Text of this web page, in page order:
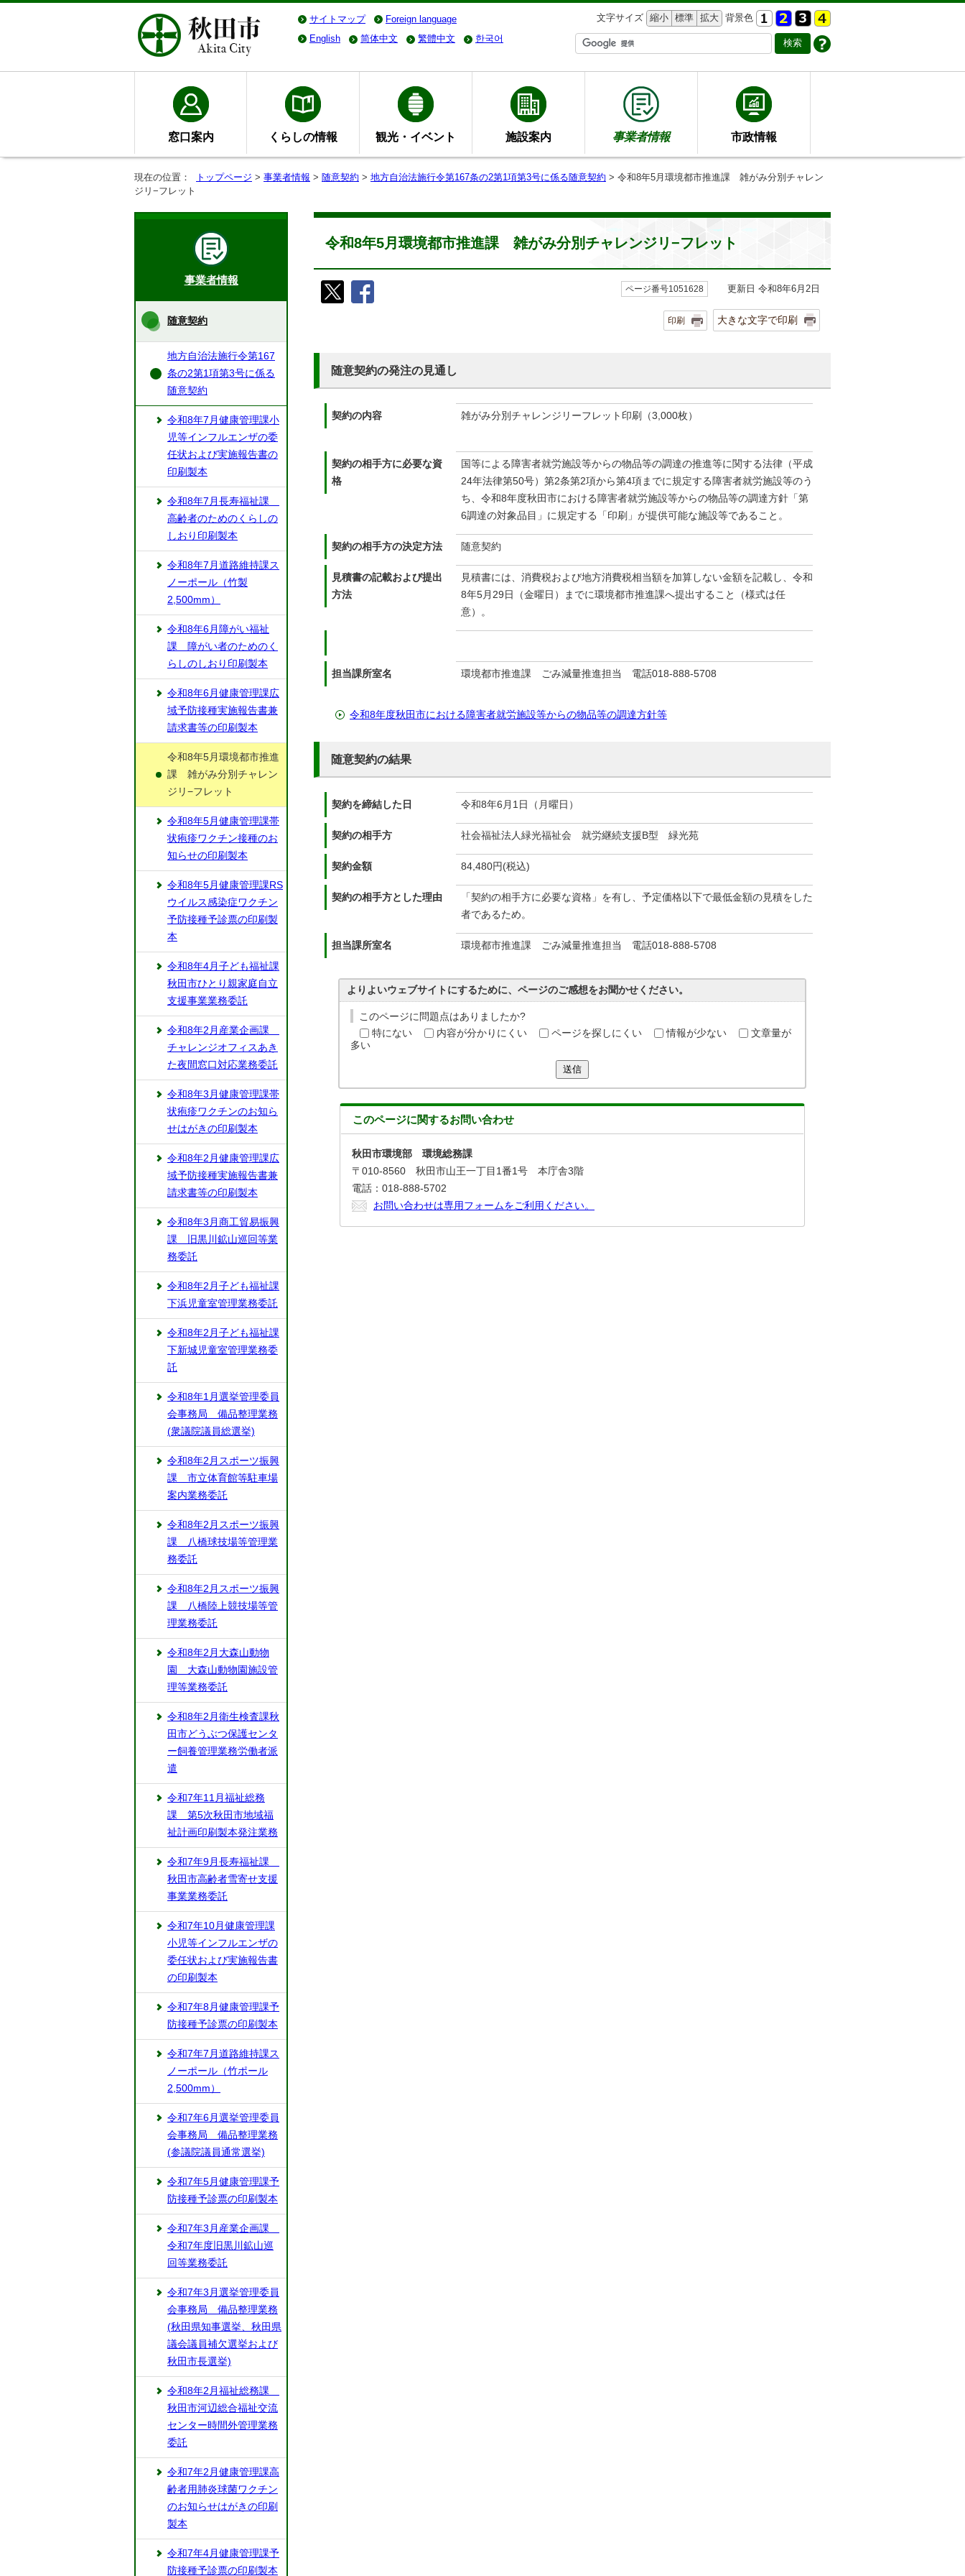
サイトマップ Foreign language 文字サイズ 縮小 標準 拡大 背景色
English
简体中文 繁體中文 한국어
窓口案内 くらしの情報 観光・イベント 施設案内 事業者情報 市政情報
現在の位置： トップページ > 事業者情報 > 随意契約 > 地方自治法施行令第167条の2第1項第3号に係る随意契約 > 令和8年5月環境都市推進課 雑がみ分別チャレン
ジリ−フレット
令和8年5月環境都市推進課 雑がみ分別チャレンジリ−フレット
ページ番号1051628 更新日 令和8年6月2日
印刷 大きな文字で印刷
随意契約の発注の見通し
契約の内容 雑がみ分別チャレンジリーフレット印刷（3,000枚）
契約の相手方に必要な資
格
国等による障害者就労施設等からの物品等の調達の推進等に関する法律（平成
24年法律第50号）第2条第2項から第4項までに規定する障害者就労施設等のう
ち、令和8年度秋田市における障害者就労施設等からの物品等の調達方針「第
6調達の対象品目」に規定する「印刷」が提供可能な施設等であること。
契約の相手方の決定方法 随意契約
見積書の記載および提出
方法
見積書には、消費税および地方消費税相当額を加算しない金額を記載し、令和
8年5月29日（金曜日）までに環境都市推進課へ提出すること（様式は任
意）。
担当課所室名 環境都市推進課 ごみ減量推進担当 電話018-888-5708
令和8年度秋田市における障害者就労施設等からの物品等の調達方針等
随意契約の結果
契約を締結した日 令和8年6月1日（月曜日）
契約の相手方 社会福祉法人緑光福祉会 就労継続支援B型 緑光苑
契約金額 84,480円(税込)
契約の相手方とした理由
「契約の相手方に必要な資格」を有し、予定価格以下で最低金額の見積をした
者であるため。
担当課所室名 環境都市推進課 ごみ減量推進担当 電話018-888-5708
よりよいウェブサイトにするために、ページのご感想をお聞かせください。
このページに問題点はありましたか?
特にない
内容が分かりにくい ページを探しにくい 情報が少ない
文章量が
多い
送信
このページに関するお問い合わせ
秋田市環境部 環境総務課
〒010-8560 秋田市山王一丁目1番1号 本庁舎3階
電話：018-888-5702
お問い合わせは専用フォームをご利用ください。
事業者情報
随意契約
地方自治法施行令第167
条の2第1項第3号に係る
随意契約
令和8年7月健康管理課小
児等インフルエンザの委
任状および実施報告書の
印刷製本
令和8年7月長寿福祉課
高齢者のためのくらしの
しおり印刷製本
令和8年7月道路維持課ス
ノーポール（竹製
2,500mm）
令和8年6月障がい福祉
課 障がい者のためのく
らしのしおり印刷製本
令和8年6月健康管理課広
域予防接種実施報告書兼
請求書等の印刷製本
令和8年5月環境都市推進
課 雑がみ分別チャレン
ジリ−フレット
令和8年5月健康管理課帯
状疱疹ワクチン接種のお
知らせの印刷製本
令和8年5月健康管理課RS
ウイルス感染症ワクチン
予防接種予診票の印刷製
本
令和8年4月子ども福祉課
秋田市ひとり親家庭自立
支援事業業務委託
令和8年2月産業企画課
チャレンジオフィスあき
た夜間窓口対応業務委託
令和8年3月健康管理課帯
状疱疹ワクチンのお知ら
せはがきの印刷製本
令和8年2月健康管理課広
域予防接種実施報告書兼
請求書等の印刷製本
令和8年3月商工貿易振興
課 旧黒川鉱山巡回等業
務委託
令和8年2月子ども福祉課
下浜児童室管理業務委託
令和8年2月子ども福祉課
下新城児童室管理業務委
託
令和8年1月選挙管理委員
会事務局 備品整理業務
(衆議院議員総選挙)
令和8年2月スポーツ振興
課 市立体育館等駐車場
案内業務委託
令和8年2月スポーツ振興
課 八橋球技場等管理業
務委託
令和8年2月スポーツ振興
課 八橋陸上競技場等管
理業務委託
令和8年2月大森山動物
園 大森山動物園施設管
理等業務委託
令和8年2月衛生検査課秋
田市どうぶつ保護センタ
ー飼養管理業務労働者派
遣
令和7年11月福祉総務
課 第5次秋田市地域福
祉計画印刷製本発注業務
令和7年9月長寿福祉課
秋田市高齢者雪寄せ支援
事業業務委託
令和7年10月健康管理課
小児等インフルエンザの
委任状および実施報告書
の印刷製本
令和7年8月健康管理課予
防接種予診票の印刷製本
令和7年7月道路維持課ス
ノーポール（竹ポール
2,500mm）
令和7年6月選挙管理委員
会事務局 備品整理業務
(参議院議員通常選挙)
令和7年5月健康管理課予
防接種予診票の印刷製本
令和7年3月産業企画課
令和7年度旧黒川鉱山巡
回等業務委託
令和7年3月選挙管理委員
会事務局 備品整理業務
(秋田県知事選挙、秋田県
議会議員補欠選挙および
秋田市長選挙)
令和8年2月福祉総務課
秋田市河辺総合福祉交流
センター時間外管理業務
委託
令和7年2月健康管理課高
齢者用肺炎球菌ワクチン
のお知らせはがきの印刷
製本
令和7年4月健康管理課予
防接種予診票の印刷製本